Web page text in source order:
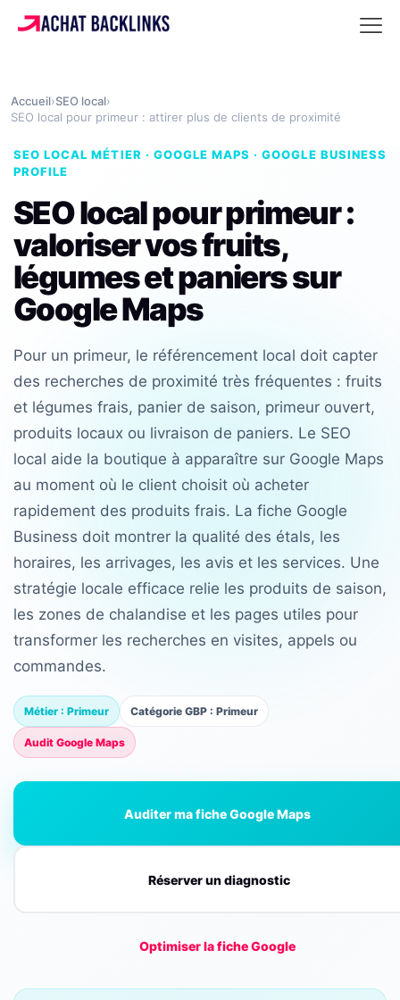
Accueil›SEO local›
SEO local pour primeur : attirer plus de clients de proximité
SEO LOCAL MÉTIER · GOOGLE MAPS · GOOGLE BUSINESS
PROFILE
SEO local pour primeur :
valoriser vos fruits,
légumes et paniers sur
Google Maps
Pour un primeur, le référencement local doit capter
des recherches de proximité très fréquentes : fruits
et légumes frais, panier de saison, primeur ouvert,
produits locaux ou livraison de paniers. Le SEO
local aide la boutique à apparaître sur Google Maps
au moment où le client choisit où acheter
rapidement des produits frais. La fiche Google
Business doit montrer la qualité des étals, les
horaires, les arrivages, les avis et les services. Une
stratégie locale efficace relie les produits de saison,
les zones de chalandise et les pages utiles pour
transformer les recherches en visites, appels ou
commandes.
Métier : Primeur Catégorie GBP : Primeur
Audit Google Maps
Auditer ma fiche Google Maps
Réserver un diagnostic
Optimiser la fiche Google